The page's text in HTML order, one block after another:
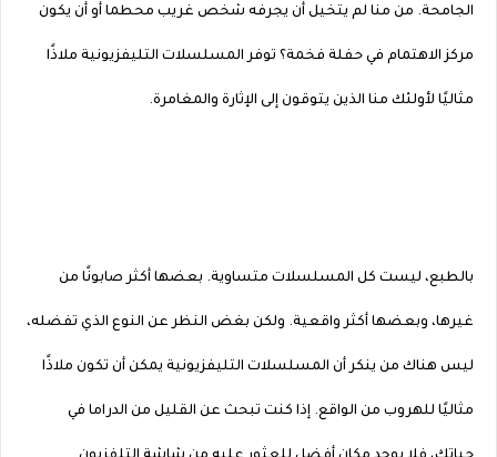
الجامحة. من منا لم يتخيل أن يجرفه شخص غريب محطما أو أن يكون
مركز الاهتمام في حفلة فخمة؟ توفر المسلسلات التليفزيونية ملاذًا
مثاليًا لأولئك منا الذين يتوقون إلى الإثارة والمغامرة.
بالطبع، ليست كل المسلسلات متساوية. بعضها أكثر صابونًا من
غيرها، وبعضها أكثر واقعية. ولكن بغض النظر عن النوع الذي تفضله،
ليس هناك من ينكر أن المسلسلات التليفزيونية يمكن أن تكون ملاذًا
مثاليًا للهروب من الواقع. إذا كنت تبحث عن القليل من الدراما في